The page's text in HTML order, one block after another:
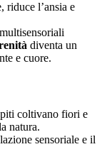
riduce l’ansia e
diventa un
e cuore.
coltivano fiori e
natura.
sensoriale e il